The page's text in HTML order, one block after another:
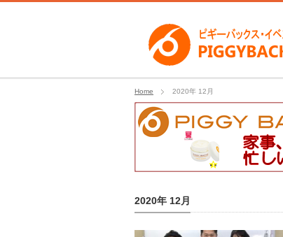
Home 2020年 12月
2020年 12月